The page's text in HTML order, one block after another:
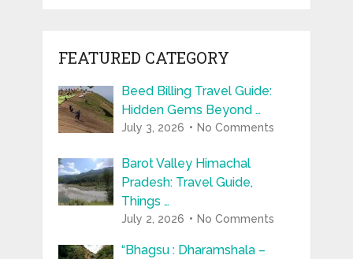
FEATURED CATEGORY
Beed Billing Travel Guide:
Hidden Gems Beyond …
July 3, 2026 No Comments
Barot Valley Himachal
Pradesh: Travel Guide,
Things …
July 2, 2026 No Comments
“Bhagsu : Dharamshala –